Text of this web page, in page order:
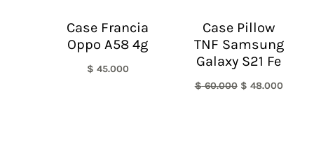
Case Francia
Oppo A58 4g
$ 45.000
Case Pillow
TNF Samsung
Galaxy S21 Fe
$60.000 $ 48.000